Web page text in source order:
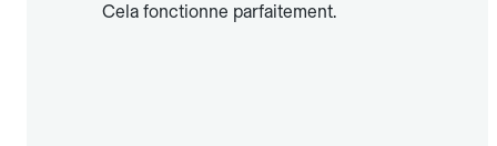
Cela fonctionne parfaitement.